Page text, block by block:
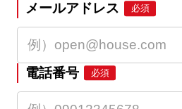
メールアドレス 必須
電話番号 必須